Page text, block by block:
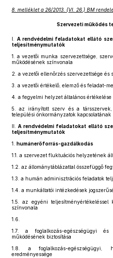
8. melléklet a 26/2013. (VI. 26.) BM
Szervezeti működés
A rendvédelmi feladatokat ellátó
teljesítménymutatók
1.
a vezetői munka szervezettsége,
működésének színvonala
2. a vezetői ellenőrzés szervezettsége és
3. a vezetői értékelő, elemző és feladat-
4. a fegyelmi helyzet általános értékelése
5.
az irányított szerv és a társszervek,
települési önkormányzatok
A rendvédelmi feladatokat ellátó
teljesítménymutatók
1.
humánerőforrás-gazdálkodás
1.1.
a szervezet fluktuációs helyzetének
1.2. az állománytáblázattal összefüggő
1.3. a humán adminisztrációs feladatok
1.4. a munkáltatói intézkedések
1.5.
az egyéni teljesítményértékeléssel
színvonala
1.6.
1.7.
a foglalkozás-egészségügyi és
működésének biztosítása
1.8.
a foglalkozás-egészségügyi,
eredményessége